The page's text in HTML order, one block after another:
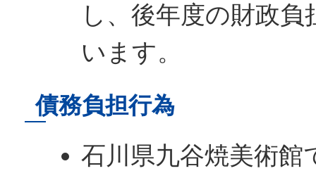
し、後年度の財政
います。
債務負担行為
石川県九谷焼美術館